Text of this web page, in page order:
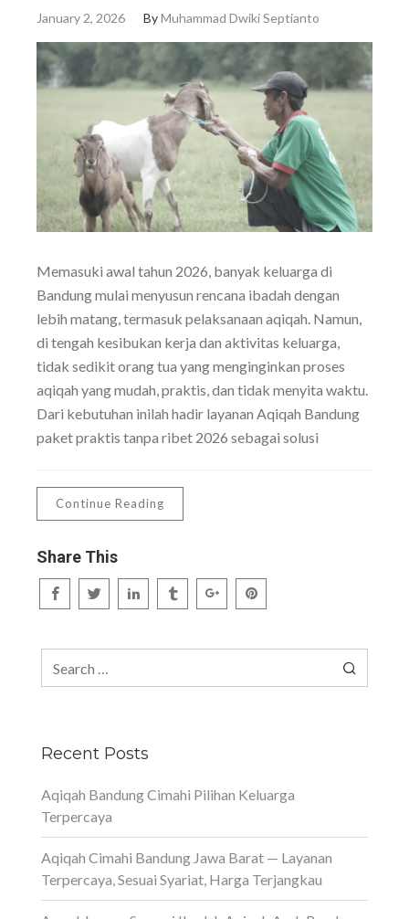
January 2, 2026 ByMuhammad Dwiki Septianto
Memasuki awal tahun 2026, banyak keluarga di
Bandung mulai menyusun rencana ibadah dengan
lebih matang, termasuk pelaksanaan aqiqah. Namun,
di tengah kesibukan kerja dan aktivitas keluarga,
tidak sedikit orang tua yang menginginkan proses
aqiqah yang mudah, praktis, dan tidak menyita waktu.
Dari kebutuhan inilah hadir layanan Aqiqah Bandung
paket praktis tanpa ribet 2026 sebagai solusi
Continue Reading
Share This
Recent Posts
Aqiqah Bandung Cimahi Pilihan Keluarga
Terpercaya
Aqiqah Cimahi Bandung Jawa Barat — Layanan
Terpercaya, Sesuai Syariat, Harga Terjangkau